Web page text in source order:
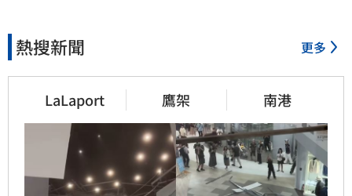
熱搜新聞 更多
LaLaport 鷹架 南港